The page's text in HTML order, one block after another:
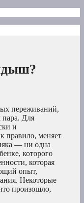
переживаний,
пара. Для
и
правило, меняет
— ни одна
которого
которая
опыт,
Некоторые
произошло,